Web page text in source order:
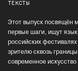
ТЕКСТЫ
Этот выпуск посвящён
первые шаги, ищут
российских
зрителю сквозь
современное